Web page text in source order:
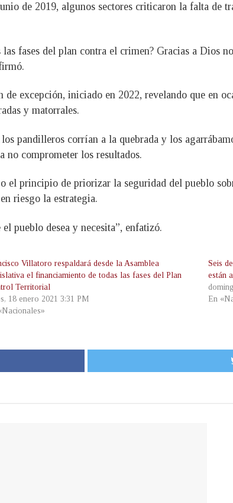
de 2019, algunos sectores criticaron la falta de
fases del plan contra el crimen? Gracias a Dios
excepción, iniciado en 2022, revelando que en
y matorrales.
pandilleros corrían a la quebrada y los
no comprometer los resultados.
el principio de priorizar la seguridad del pueblo
riesgo la estrategia.
pueblo desea y necesita”, enfatizó.
Villatoro respaldará desde la Asamblea
el financiamiento de todas las fases del Plan
Territorial
18 enero 2021 3:31 PM
Seis
están
En